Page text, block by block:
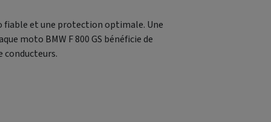
fiable et une protection optimale. Une
moto BMW F 800 GS bénéficie de
conducteurs.